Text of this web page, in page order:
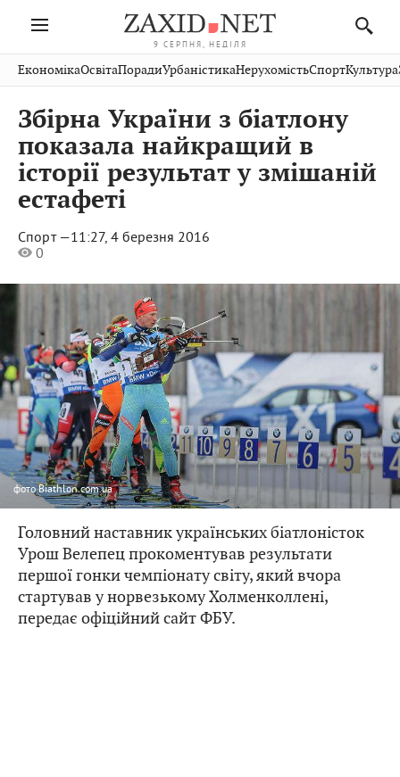
9 СЕРПНЯ, НЕДІЛЯ
Івано-
Франківськ
Тернопіль
Волинь
Закарпаття
Рівне
Чернівці
Шептицький
Стрий
Хмельницький
Публікації
Авто СловкоКультура
Кіно Дім СпортКраєзнавство
ФотоОсвітаНерухомість
Домашні
тварини
ЕкономікаОсвітаПорадиУрбаністикаНерухомістьСпортКультура
Збірна України з біатлону
показала найкращий в
історії результат у змішаній
естафеті
Спорт —11:27, 4 березня 2016
0
фотоBiathlon.com.ua
Головний наставник українських біатлоністок
Урош Велепец прокоментував результати
першої гонки чемпіонату світу, який вчора
стартував у норвезькому Холменколлені,
передає офіційний сайт ФБУ.